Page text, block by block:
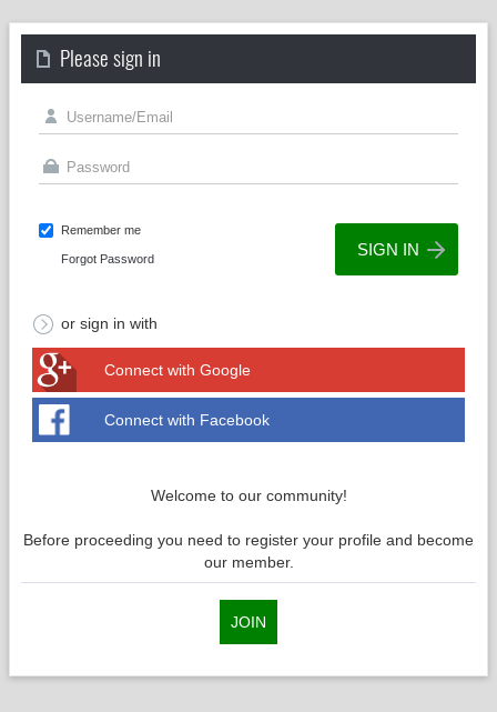
Please sign in
Remember me
Forgot Password
or sign in with
Connect with Google
Connect with Facebook
Welcome to our community!
Before proceeding you need to register your profile and become
our member.
JOIN